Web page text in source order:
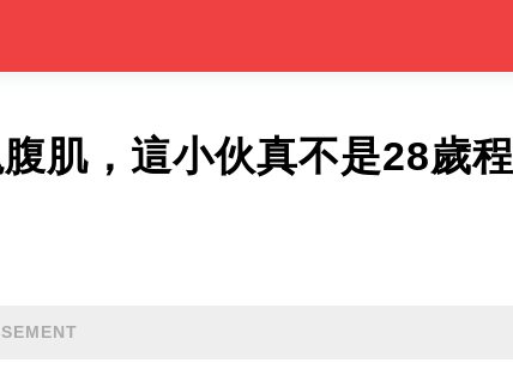
肌，這小伙真不是28歲程